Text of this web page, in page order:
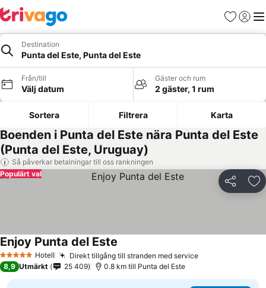
Favoriter
Logga
Destination
Punta del Este, Punta del Este
Från/till
Välj datum
Gäster och rum
2 gäster, 1 rum
Sortera Filtrera Karta
Boenden i Punta del Este nära Punta del Este
(Punta del Este, Uruguay)
Så påverkar betalningar till oss rankningen
Dela
Populärt val
5 Stjärnor Hotell Direkt tillgång till stranden med service
Enjoy Punta del Este
8,9 Utmärkt 25 409 0.8 km till Punta del Este